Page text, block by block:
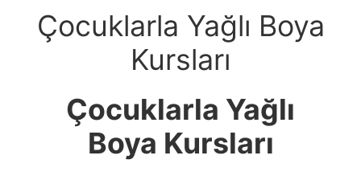
Çocuklarla Yağlı Boya
Kursları
Çocuklarla Yağlı
Boya Kursları